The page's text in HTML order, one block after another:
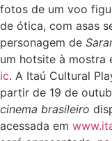
fotos de um voo
de ótica, com asas
personagem de
um hotsite à mostra
ic. A Itaú Cultural
partir de 19 de
cinema brasileiro
acessada em